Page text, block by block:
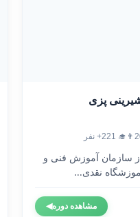
پزی
👨‍🎓 221+ نفر
سازمان آموزش فنی و
نقدی...
مشاهده دوره◀